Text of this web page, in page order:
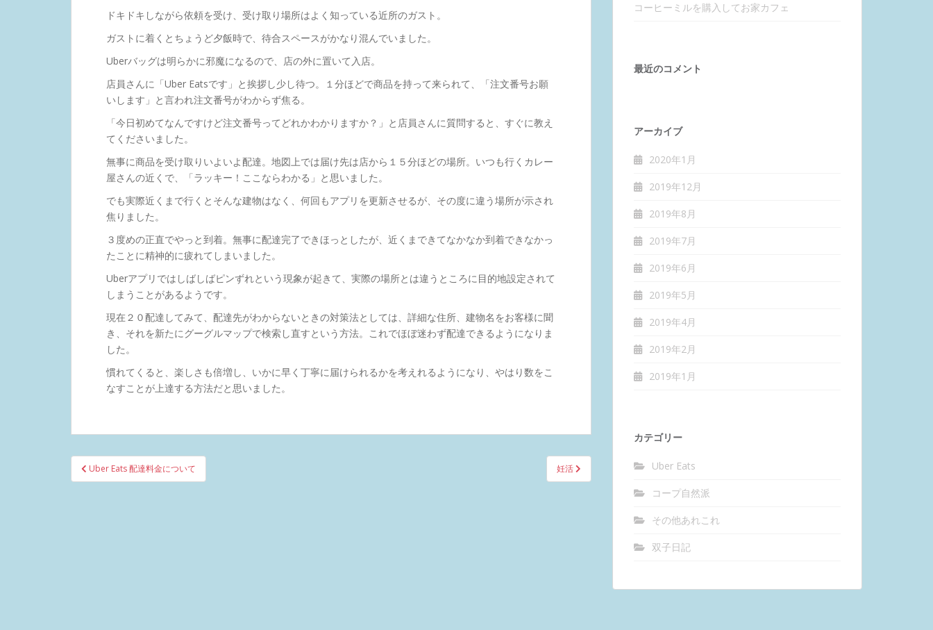
ドキドキしながら依頼を受け、受け取り場所はよく知っている近所のガスト。
ガストに着くとちょうど夕飯時で、待合スペースがかなり混んでいました。
Uberバッグは明らかに邪魔になるので、店の外に置いて入店。
店員さんに「Uber Eatsです」と挨拶し少し待つ。１分ほどで商品を持って来られて、「注文番号お願
いします」と言われ注文番号がわからず焦る。
「今日初めてなんですけど注文番号ってどれかわかりますか？」と店員さんに質問すると、すぐに教え
てくださいました。
無事に商品を受け取りいよいよ配達。地図上では届け先は店から１５分ほどの場所。いつも行くカレー
屋さんの近くで、「ラッキー！ここならわかる」と思いました。
でも実際近くまで行くとそんな建物はなく、何回もアプリを更新させるが、その度に違う場所が示され
焦りました。
３度めの正直でやっと到着。無事に配達完了できほっとしたが、近くまできてなかなか到着できなかっ
たことに精神的に疲れてしまいました。
Uberアプリではしばしばピンずれという現象が起きて、実際の場所とは違うところに目的地設定されて
しまうことがあるようです。
現在２０配達してみて、配達先がわからないときの対策法としては、詳細な住所、建物名をお客様に聞
き、それを新たにグーグルマップで検索し直すという方法。これでほぼ迷わず配達できるようになりま
した。
慣れてくると、楽しさも倍増し、いかに早く丁寧に届けられるかを考えれるようになり、やはり数をこ
なすことが上達する方法だと思いました。
投
稿
Uber Eats 配達料金について 妊活
コーヒーミルを購入してお家カフェ
最近のコメント
アーカイブ
2020年1月
2019年12月
2019年8月
2019年7月
2019年6月
2019年5月
2019年4月
2019年2月
2019年1月
カテゴリー
Uber Eats
コープ自然派
その他あれこれ
双子日記